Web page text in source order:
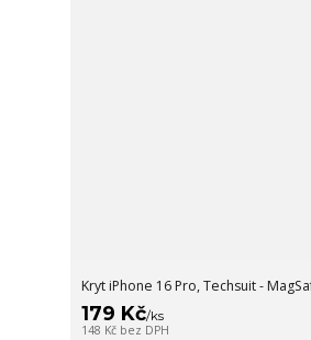
Kryt iPhone 16 Pro, Techsuit -
179 Kč/ks
148 Kč bez DPH